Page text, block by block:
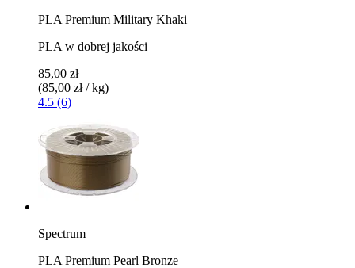
PLA Premium Military Khaki
PLA w dobrej jakości
85,00 zł
(85,00 zł / kg)
4.5 (6)
Spectrum
PLA Premium Pearl Bronze